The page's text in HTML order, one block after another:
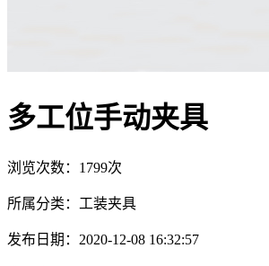
多工位手动夹具
浏览次数：1799次
所属分类：工装夹具
发布日期：2020-12-08 16:32:57